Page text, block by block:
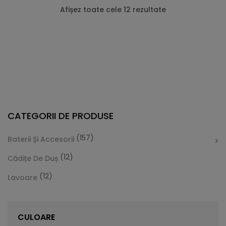
Cădiță De Duș Dalia, Alb, Cu Sifon Inclus
Vă prezentăm Cădița de duș Dalia, care este foarte
Afișez toate cele 12 rezultate
CATEGORII DE PRODUSE
Baterii Și Accesorii (157)
Cădițe De Duș (12)
Lavoare (12)
CULOARE